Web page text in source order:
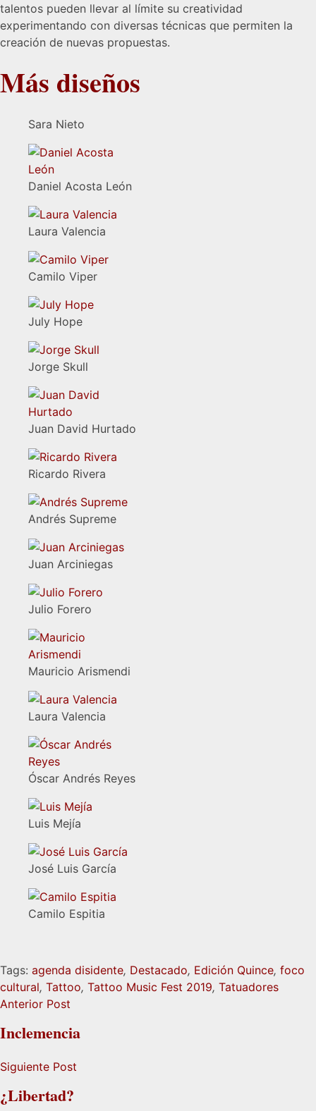
talentos pueden llevar al límite su creatividad
experimentando con diversas técnicas que permiten la
creación de nuevas propuestas.
Más diseños
Sara Nieto
Daniel Acosta León
Laura Valencia
Camilo Viper
July Hope
Jorge Skull
Juan David Hurtado
Ricardo Rivera
Andrés Supreme
Juan Arciniegas
Julio Forero
Mauricio Arismendi
Laura Valencia
Óscar Andrés Reyes
Luis Mejía
José Luis García
Camilo Espitia
Tags: agenda disidente, Destacado, Edición Quince, foco
cultural, Tattoo, Tattoo Music Fest 2019, Tatuadores
Anterior Post
Inclemencia
Siguiente Post
¿Libertad?